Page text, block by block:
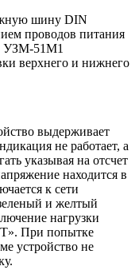
шину DIN
проводов питания
УЗМ-51М1
верхнего и нижнего
выдерживает
не работает, а
указывая на отсчет
находится в
к сети
и желтый
нагрузки
При попытке
устройство не